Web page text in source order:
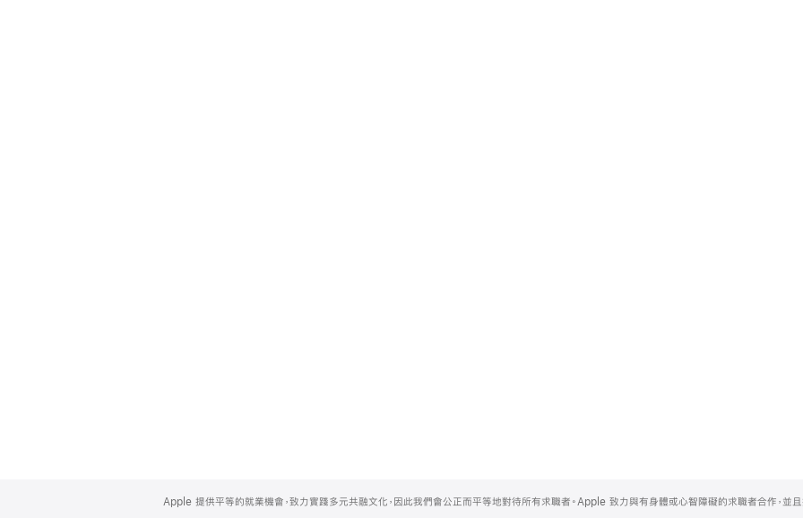
Footer
Apple 提供平等的就業機會，致力實踐多元共融文化，因此我們會公正而平等地對待所有求職者。Apple 致力與有身體或心智障礙的求職者合作，並且